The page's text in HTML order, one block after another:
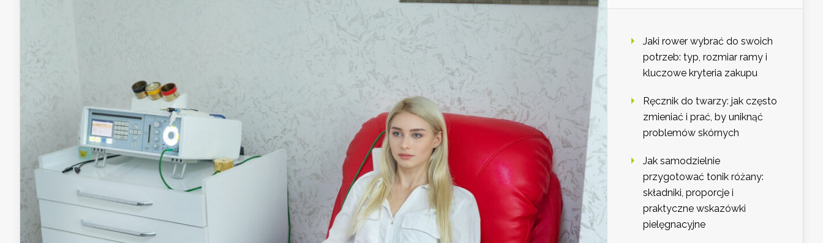
Jaki rower wybrać do swoich
potrzeb: typ, rozmiar ramy i
kluczowe kryteria zakupu
Ręcznik do twarzy: jak często
zmieniać i prać, by uniknąć
problemów skórnych
Jak samodzielnie
przygotować tonik różany:
składniki, proporcje i
praktyczne wskazówki
pielęgnacyjne